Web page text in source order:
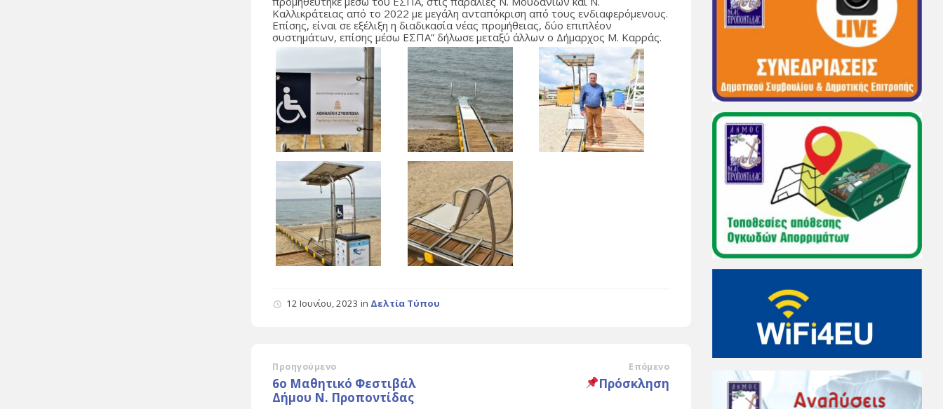
Καλλικράτειας από το 2022 με μεγάλη ανταπόκριση από τους ενδιαφερόμενους.
Επίσης, είναι σε εξέλιξη η διαδικασία νέας προμήθειας, δύο επιπλέον
συστημάτων, επίσης μέσω ΕΣΠΑ” δήλωσε μεταξύ άλλων ο Δήμαρχος Μ. Καρράς.
12 Ιουνίου, 2023in Δελτία Τύπου
Προηγούμενο
6ο Μαθητικό Φεστιβάλ
Δήμου Ν. Προποντίδας
Επόμενο
Πρόσκληση